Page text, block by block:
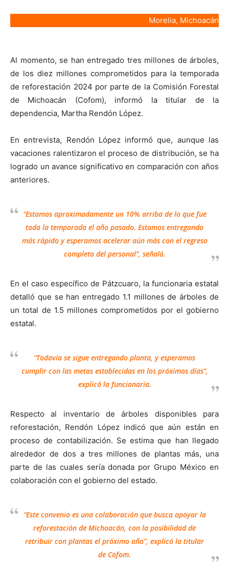
Morelia, Michoacán
Al momento, se han entregado tres millones de árboles,
de los diez millones comprometidos para la temporada
de reforestación 2024 por parte de la Comisión Forestal
de Michoacán (Cofom), informó la titular de la
dependencia, Martha Rendón López.
En entrevista, Rendón López informó que, aunque las
vacaciones ralentizaron el proceso de distribución, se ha
logrado un avance significativo en comparación con años
anteriores.
“Estamos aproximadamente un 10% arriba de lo que fue
toda la temporada el año pasado. Estamos entregando
más rápido y esperamos acelerar aún más con el regreso
completo del personal”, señaló.
En el caso específico de Pátzcuaro, la funcionaria estatal
detalló que se han entregado 1.1 millones de árboles de
un total de 1.5 millones comprometidos por el gobierno
estatal.
“Todavía se sigue entregando planta, y esperamos
cumplir con las metas establecidas en los próximos días”,
explicó la funcionaria.
Respecto al inventario de árboles disponibles para
reforestación, Rendón López indicó que aún están en
proceso de contabilización. Se estima que han llegado
alrededor de dos a tres millones de plantas más, una
parte de las cuales sería donada por Grupo México en
colaboración con el gobierno del estado.
“Este convenio es una colaboración que busca apoyar la
reforestación de Michoacán, con la posibilidad de
retribuir con plantas el próximo año”, explicó la titular
de Cofom.